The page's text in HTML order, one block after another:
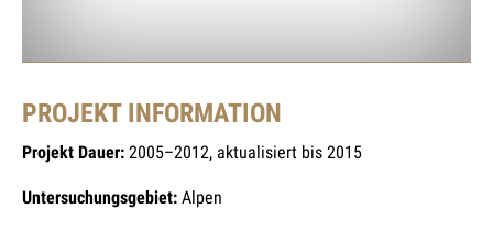
PROJEKT INFORMATION
Projekt Dauer: 2005–2012, aktualisiert bis 2015
Untersuchungsgebiet: Alpen